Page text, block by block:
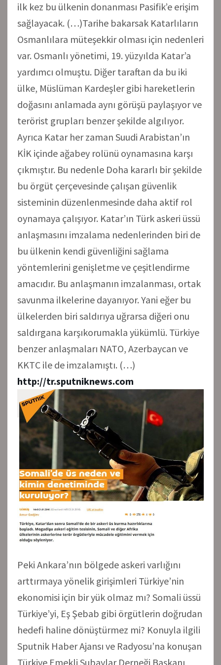
ilk kez bu ülkenin donanması Pasifik’e erişim
sağlayacak. (…)Tarihe bakarsak Katarlıların
Osmanlılara müteşekkir olması için nedenleri
var. Osmanlı yönetimi, 19. yüzyılda Katar’a
yardımcı olmuştu. Diğer taraftan da bu iki
ülke, Müslüman Kardeşler gibi hareketlerin
doğasını anlamada aynı görüşü paylaşıyor ve
terörist grupları benzer şekilde algılıyor.
Ayrıca Katar her zaman Suudi Arabistan’ın
KİK içinde ağabey rolünü oynamasına karşı
çıkmıştır. Bu nedenle Doha kararlı bir şekilde
bu örgüt çerçevesinde çalışan güvenlik
sisteminin düzenlenmesinde daha aktif rol
oynamaya çalışıyor. Katar’ın Türk askeri üssü
anlaşmasını imzalama nedenlerinden biri de
bu ülkenin kendi güvenliğini sağlama
yöntemlerini genişletme ve çeşitlendirme
amacıdır. Bu anlaşmanın imzalanması, ortak
savunma ilkelerine dayanıyor. Yani eğer bu
ülkelerden biri saldırıya uğrarsa diğeri onu
saldırgana karşıkorumakla yükümlü. Türkiye
benzer anlaşmaları NATO, Azerbaycan ve
KKTC ile de imzalamıştı. (…)
http://tr.sputniknews.com
Peki Ankara’nın bölgede askeri varlığını
arttırmaya yönelik girişimleri Türkiye’nin
ekonomisi için bir yük olmaz mı? Somali üssü
Türkiye’yi, Eş Şebab gibi örgütlerin doğrudan
hedefi haline dönüştürmez mi? Konuyla ilgili
Sputnik Haber Ajansı ve Radyosu’na konuşan
Türkiye Emekli Subaylar Derneği Başkanı